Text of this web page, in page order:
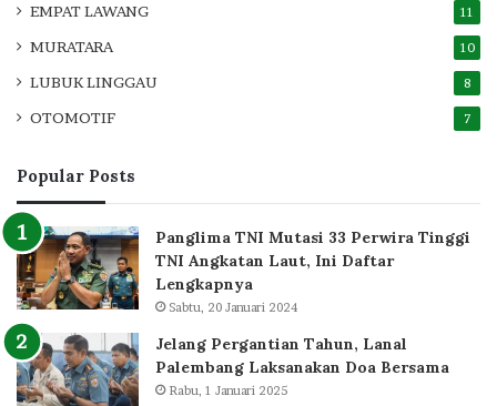
EMPAT LAWANG 11
MURATARA 10
LUBUK LINGGAU 8
OTOMOTIF 7
Popular Posts
Panglima TNI Mutasi 33 Perwira Tinggi
TNI Angkatan Laut, Ini Daftar
Lengkapnya
Sabtu, 20 Januari 2024
Jelang Pergantian Tahun, Lanal
Palembang Laksanakan Doa Bersama
Rabu, 1 Januari 2025